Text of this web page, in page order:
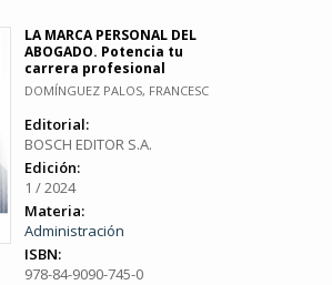
LA MARCA PERSONAL DEL
ABOGADO. Potencia tu
carrera profesional
DOMÍNGUEZ PALOS, FRANCESC
Editorial:
BOSCH EDITOR S.A.
Edición:
1 / 2024
Materia:
Administración
ISBN:
978-84-9090-745-0